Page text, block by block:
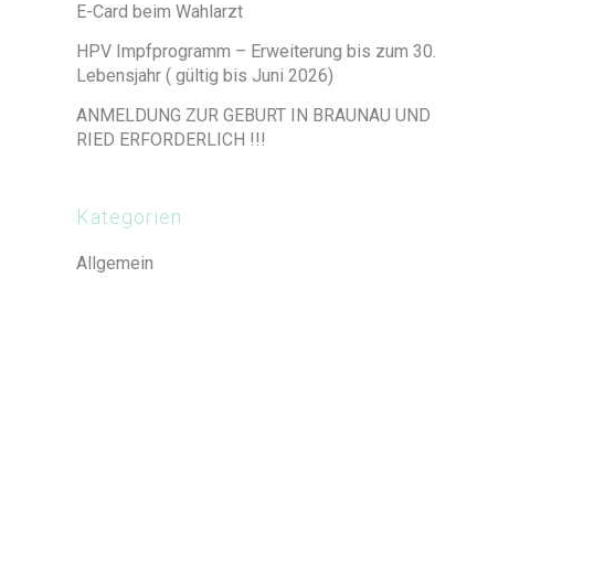
E-Card beim Wahlarzt
HPV Impfprogramm – Erweiterung bis zum 30.
Lebensjahr ( gültig bis Juni 2026)
ANMELDUNG ZUR GEBURT IN BRAUNAU UND
RIED ERFORDERLICH !!!
Kategorien
Allgemein